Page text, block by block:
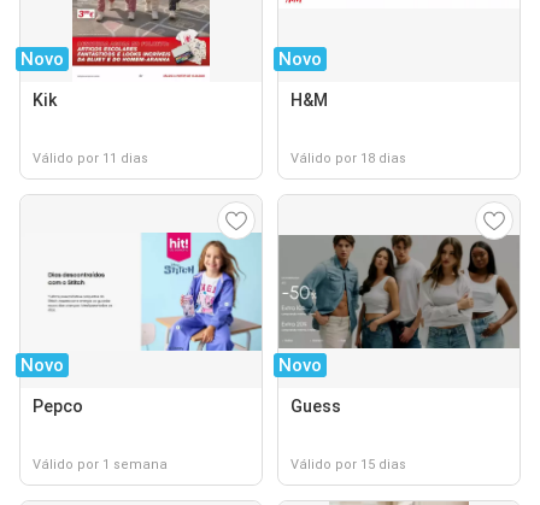
Novo
Kik
Válido por 11 dias
Novo
H&M
Válido por 18 dias
Novo
Pepco
Válido por 1 semana
Novo
Guess
Válido por 15 dias